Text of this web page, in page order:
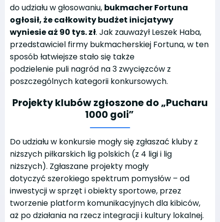
do udziału w głosowaniu, bukmacher Fortuna
ogłosił, że całkowity budżet inicjatywy
wyniesie aż 90 tys. zł. Jak zauważył Leszek Haba,
przedstawiciel firmy bukmacherskiej Fortuna, w ten
sposób łatwiejsze stało się także
podzielenie puli nagród na 3 zwycięzców z
poszczególnych kategorii konkursowych.
Projekty klubów zgłoszone do „Pucharu
1000 goli”
Do udziału w konkursie mogły się zgłaszać kluby z
niższych piłkarskich lig polskich (z 4 ligi i lig
niższych). Zgłaszane projekty mogły
dotyczyć szerokiego spektrum pomysłów – od
inwestycji w sprzęt i obiekty sportowe, przez
tworzenie platform komunikacyjnych dla kibiców,
aż po działania na rzecz integracji i kultury lokalnej.